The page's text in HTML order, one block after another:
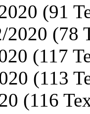
(91
2020 (78
(117
(113
(116